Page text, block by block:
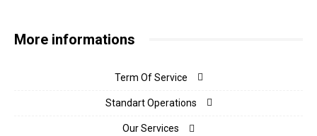
More informations
Term Of Service
Standart Operations
Our Services